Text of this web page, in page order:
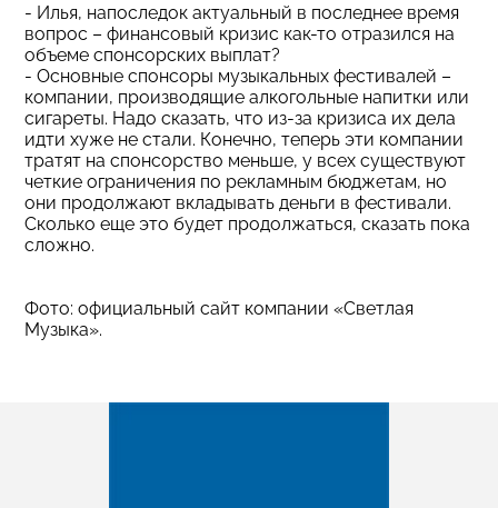
- Илья, напоследок актуальный в последнее время
вопрос – финансовый кризис как-то отразился на
объеме спонсорских выплат?
- Основные спонсоры музыкальных фестивалей –
компании, производящие алкогольные напитки или
сигареты. Надо сказать, что из-за кризиса их дела
идти хуже не стали. Конечно, теперь эти компании
тратят на спонсорство меньше, у всех существуют
четкие ограничения по рекламным бюджетам, но
они продолжают вкладывать деньги в фестивали.
Сколько еще это будет продолжаться, сказать пока
сложно.
Фото: официальный сайт компании «Светлая
Музыка».